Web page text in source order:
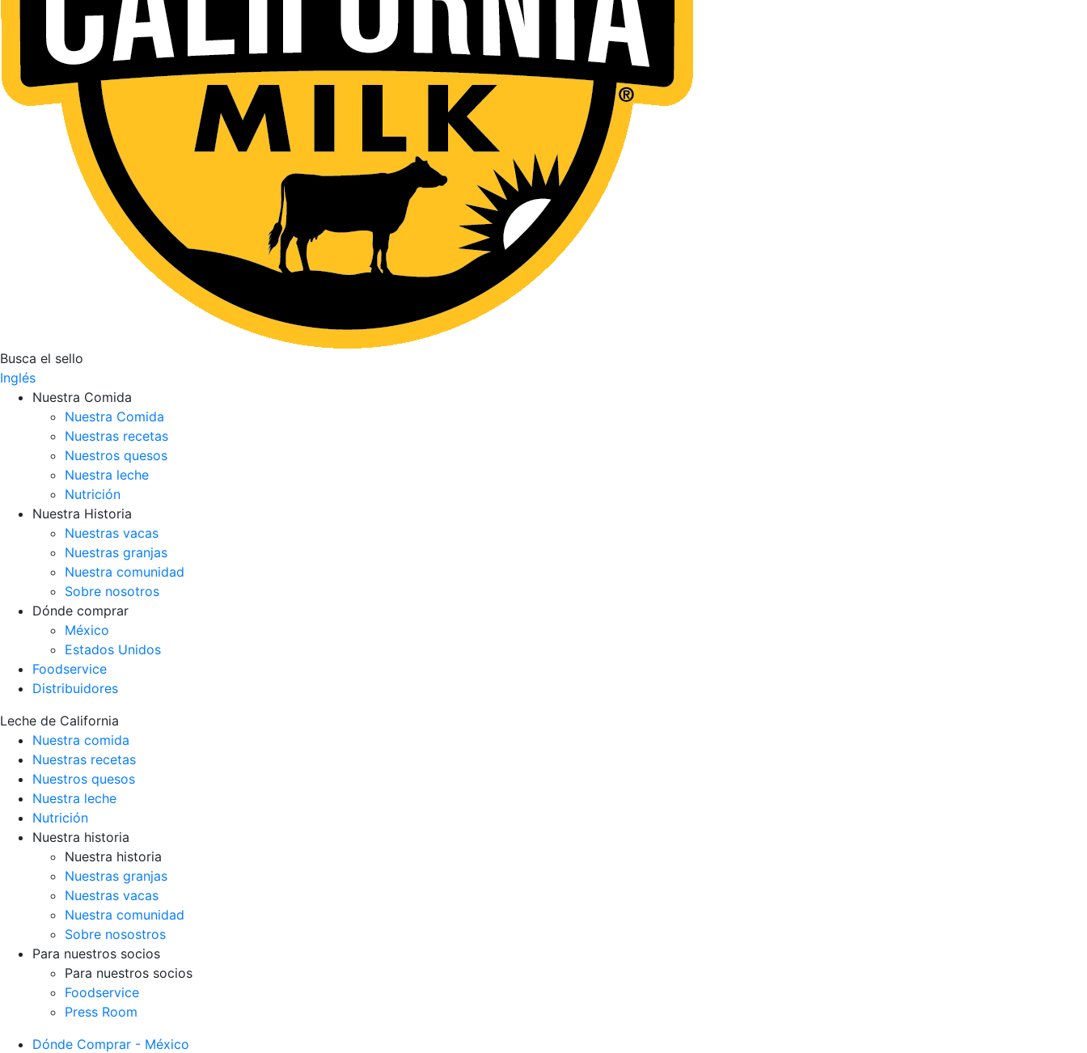
Busca el sello
Inglés
Nuestra Comida
Nuestra Comida
Nuestras recetas
Nuestros quesos
Nuestra leche
Nutrición
Nuestra Historia
Nuestras vacas
Nuestras granjas
Nuestra comunidad
Sobre nosotros
Dónde comprar
México
Estados Unidos
Foodservice
Distribuidores
Leche de California
Nuestra comida
Nuestras recetas
Nuestros quesos
Nuestra leche
Nutrición
Nuestra historia
Nuestra historia
Nuestras granjas
Nuestras vacas
Nuestra comunidad
Sobre nosostros
Para nuestros socios
Para nuestros socios
Foodservice
Press Room
Dónde Comprar - México